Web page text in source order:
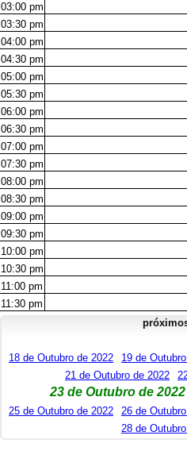
03:00 pm
03:30 pm
04:00 pm
04:30 pm
05:00 pm
05:30 pm
06:00 pm
06:30 pm
07:00 pm
07:30 pm
08:00 pm
08:30 pm
09:00 pm
09:30 pm
10:00 pm
10:30 pm
11:00 pm
11:30 pm
18 de Outubro de 2022 19 de
21 de Outubro de 2022
23 de Outubro de 2022
25 de Outubro de 2022
26 de
28 de